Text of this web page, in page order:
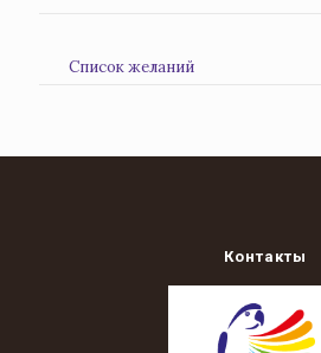
Список желаний
Контакты